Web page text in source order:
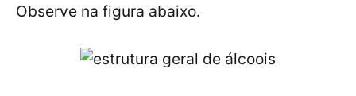
Observe na figura abaixo.